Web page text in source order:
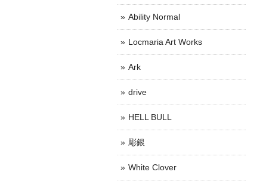
Ability Normal
Locmaria Art Works
Ark
drive
HELL BULL
彫銀
White Clover